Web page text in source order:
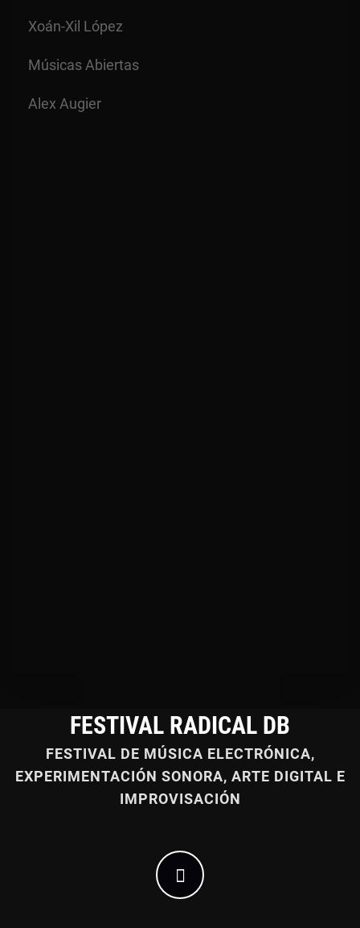
Xoán-Xil López
Músicas Abiertas
Alex Augier
FESTIVAL RADICAL DB
FESTIVAL DE MÚSICA ELECTRÓNICA,
EXPERIMENTACIÓN SONORA, ARTE DIGITAL E
IMPROVISACIÓN